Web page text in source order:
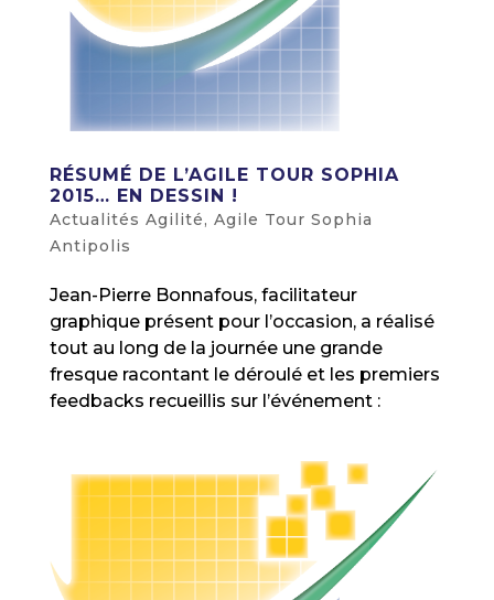
RÉSUMÉ DE L’AGILE TOUR SOPHIA
2015… EN DESSIN !
Actualités Agilité, Agile Tour Sophia
Antipolis
Jean-Pierre Bonnafous, facilitateur
graphique présent pour l’occasion, a réalisé
tout au long de la journée une grande
fresque racontant le déroulé et les premiers
feedbacks recueillis sur l’événement :